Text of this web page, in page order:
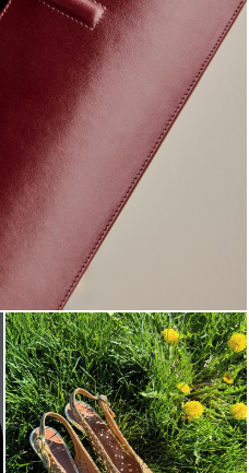
Pollini Lady Bag is ...